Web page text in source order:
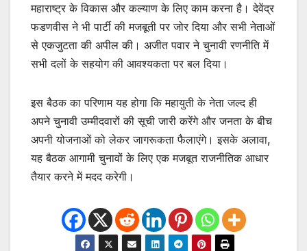
महाराष्ट्र के विकास और कल्याण के लिए काम करना है। देवेंद्र
फडणवीस ने भी पार्टी की मजबूती पर जोर दिया और सभी नेताओं
से एकजुटता की अपील की। अजीत पवार ने चुनावी रणनीति में
सभी दलों के सहयोग की आवश्यकता पर बल दिया।
इस बैठक का परिणाम यह होगा कि महायुती के नेता जल्द ही
अपने चुनावी उम्मीदवारों की सूची जारी करेंगे और जनता के बीच
अपनी योजनाओं को लेकर जागरूकता फैलाएंगे। इसके अलावा,
यह बैठक आगामी चुनावों के लिए एक मजबूत राजनीतिक आधार
तैयार करने में मदद करेगी।